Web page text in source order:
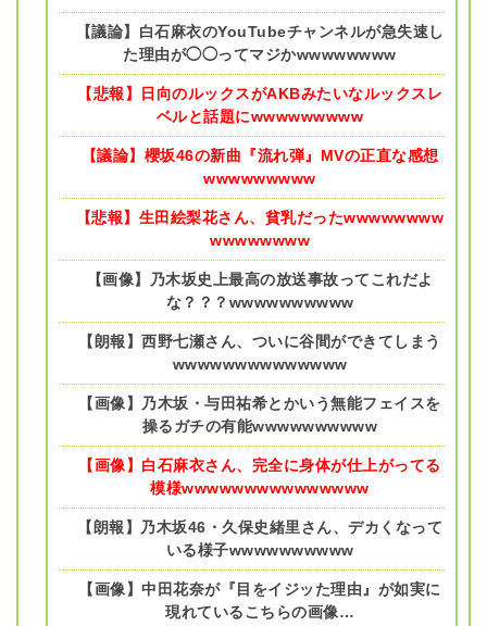
【議論】白石麻衣のYouTubeチャンネルが急失速し
た理由が◯◯ってマジかwwwwwwww
【悲報】日向のルックスがAKBみたいなルックスレ
ベルと話題にwwwwwwwww
【議論】櫻坂46の新曲『流れ弾』MVの正直な感想
wwwwwwwww
【悲報】生田絵梨花さん、貧乳だったwwwwwwww
wwwwwwww
【画像】乃木坂史上最高の放送事故ってこれだよ
な？？？wwwwwwwwww
【朗報】西野七瀬さん、ついに谷間ができてしまう
wwwwwwwwwwwwww
【画像】乃木坂・与田祐希とかいう無能フェイスを
操るガチの有能wwwwwwwwww
【画像】白石麻衣さん、完全に身体が仕上がってる
模様wwwwwwwwwwwwwww
【朗報】乃木坂46・久保史緒里さん、デカくなって
いる様子wwwwwwwwww
【画像】中田花奈が『目をイジッた理由』が如実に
現れているこちらの画像…